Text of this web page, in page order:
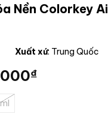
Nền Colorkey
Xuất xứ: Trung Quốc
₫
Airy Soft